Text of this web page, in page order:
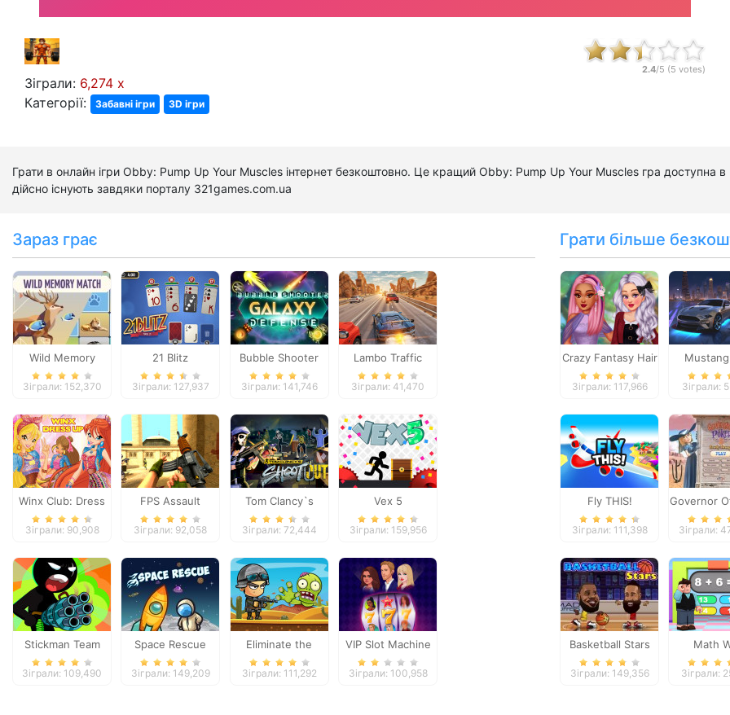
Зіграли: 6,274 x
Категорії:
Забавні ігри 3D ігри
2.4/5 (5 votes)
Грати в онлайн ігри Obby: Pump Up Your Muscles інтернет безкоштовно. Це кращий Obby: Pump Up Your Muscles гра доступна
дійсно існують завдяки порталу 321games.com.ua
Зараз грає
Wild Memory
Зіграли: 152,370
21 Blitz
Зіграли: 127,937
Bubble Shooter
Galaxy Defense
Зіграли: 141,746
Lambo Traffic
Racer
Зіграли: 41,470
Winx Club: Dress
Up
Зіграли: 90,908
FPS Assault
Shooter
Зіграли: 92,058
Tom Clancy`s
Shootout
Зіграли: 72,444
Vex 5
Зіграли: 159,956
Stickman Team
Force 2
Зіграли: 109,490
Space Rescue
Зіграли: 149,209
Eliminate the
Zombies
Зіграли: 111,292
VIP Slot Machine
Зіграли: 100,958
Грати більше
Crazy Fantasy Hair
Salon
Зіграли: 117,966 Зіграли:
Fly THIS!
Зіграли: 111,398
Governor
2
Зіграли:
Basketball Stars
Зіграли: 149,356
Math
Зіграли: